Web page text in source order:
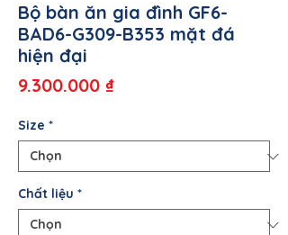
Bộ bàn ăn gia đình GF6-
BAD6-G309-B353 mặt đá
hiện đại
9.300.000 ₫Giá
Size *
Chất liệu *